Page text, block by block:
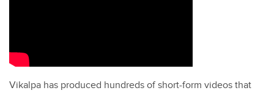
Vikalpa has produced hundreds of short-form videos that